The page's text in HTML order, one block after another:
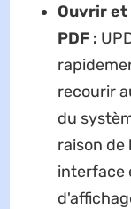
Ouvrir
PDF :
recourir
du
raison de
interface